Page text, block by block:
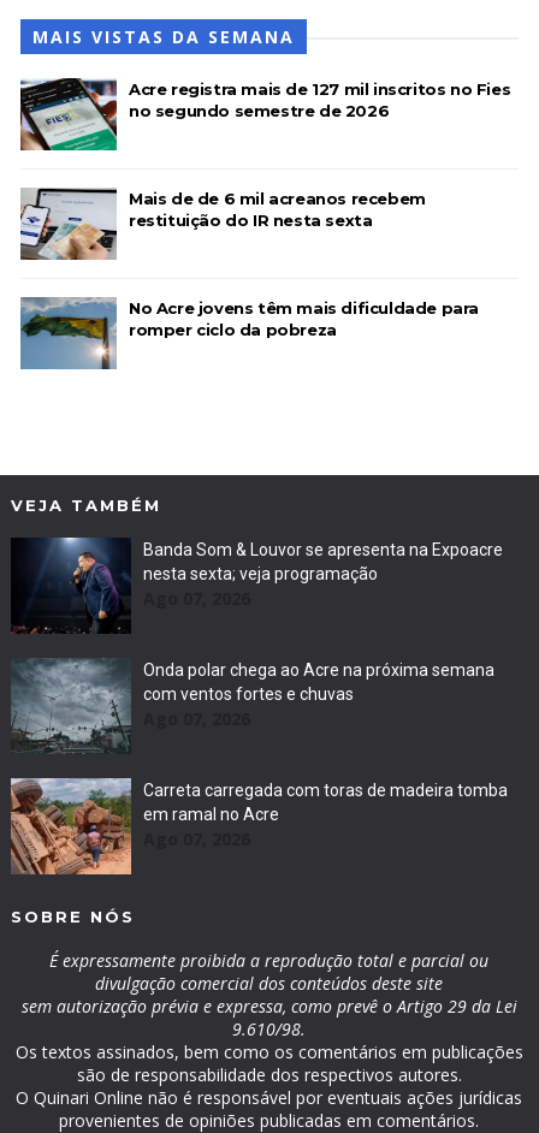
MAIS VISTAS DA SEMANA
Acre registra mais de 127 mil inscritos no Fies
no segundo semestre de 2026
Mais de de 6 mil acreanos recebem
restituição do IR nesta sexta
No Acre jovens têm mais dificuldade para
romper ciclo da pobreza
VEJA TAMBÉM
Banda Som & Louvor se apresenta na Expoacre
nesta sexta; veja programação
Onda polar chega ao Acre na próxima semana
com ventos fortes e chuvas
Carreta carregada com toras de madeira tomba
em ramal no Acre
SOBRE NÓS
É expressamente proibida a reprodução total e parcial ou
divulgação comercial dos conteúdos deste site
sem autorização prévia e expressa, como prevê o Artigo 29 da Lei
9.610/98.
Os textos assinados, bem como os comentários em publicações
são de responsabilidade dos respectivos autores.
O Quinari Online não é responsável por eventuais ações jurídicas
provenientes de opiniões publicadas em comentários.